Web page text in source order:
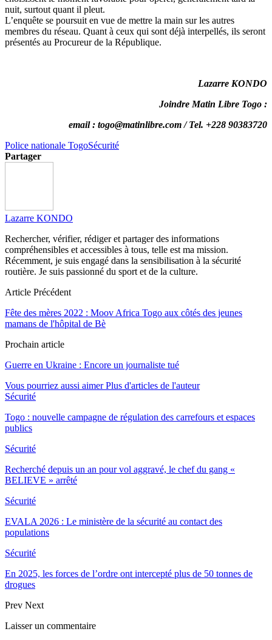
nuit, surtout quant il pleut.
L’enquête se poursuit en vue de mettre la main sur les autres
membres du réseau. Quant à ceux qui sont déjà interpellés, ils seront
présentés au Procureur de la République.
Lazarre KONDO
Joindre Matin Libre Togo :
email : togo@matinlibre.com / Tel. +228 90383720
Police nationale TogoSécurité
Partager
Lazarre KONDO
Rechercher, vérifier, rédiger et partager des informations
compréhensibles et accessibles à tous, telle est ma mission.
Récemment, je suis engagé dans la sensibilisation à la sécurité
routière. Je suis passionné du sport et de la culture.
Article Précédent
Fête des mères 2022 : Moov Africa Togo aux côtés des jeunes
mamans de l'hôpital de Bè
Prochain article
Guerre en Ukraine : Encore un journaliste tué
Vous pourriez aussi aimer Plus d'articles de l'auteur
Sécurité
Togo : nouvelle campagne de régulation des carrefours et espaces
publics
Sécurité
Recherché depuis un an pour vol aggravé, le chef du gang «
BELIEVE » arrêté
Sécurité
EVALA 2026 : Le ministère de la sécurité au contact des
populations
Sécurité
En 2025, les forces de l’ordre ont intercepté plus de 50 tonnes de
drogues
Prev Next
Laisser un commentaire